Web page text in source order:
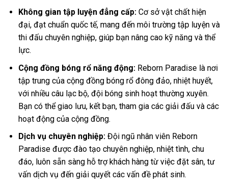
Không gian tập luyện đẳng cấp:Cơ sở vật chất hiện
đại, đạt chuẩn quốc tế, mang đến môi trường tập luyện và
thi đấu chuyên nghiệp, giúp bạn nâng cao kỹ năng và thể
lực.
Cộng đồng bóng rổ năng động:Reborn Paradise là nơi
tập trung của cộng đồng bóng rổ đông đảo, nhiệt huyết,
với nhiều câu lạc bộ, đội bóng sinh hoạt thường xuyên.
Bạn có thể giao lưu, kết bạn, tham gia các giải đấu và các
hoạt động của cộng đồng.
Dịch vụ chuyên nghiệp:Đội ngũ nhân viên Reborn
Paradise được đào tạo chuyên nghiệp, nhiệt tình, chu
đáo, luôn sẵn sàng hỗ trợ khách hàng từ việc đặt sân, tư
vấn dịch vụ đến giải quyết các vấn đề phát sinh.